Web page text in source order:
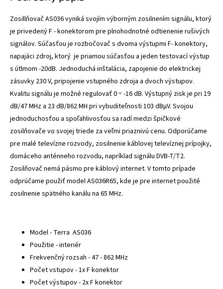
Zosillňovač AS036 vyniká svojím výborným zosilnením signálu, ktorý
je privedený F - konektorom pre plnohodnotné odtienenie rušivých
signálov. Súčasťou je rozbočovač s dvoma výstupmi F- konektory,
napajáci zdroj, ktorý je priamou súčasťou a jeden testovací výstup
s útlmom -20dB. Jednoduchá inštalácia, zapojenie do elektrickej
zásuvky 230 V, pripojenie vstupného zdroja a dvoch výstupov.
Kvalitu signálu je možné regulovať 0 ÷ -16 dB. Výstupný zisk je pri 19
dB/47 MHz a 23 dB/862 MH pri vybuditeľnosti 103 dBμV. Svojou
jednoduchosťou a spoľahlivosťou sa radí medzi špičkové
zosilňovače vo svojej triede za veľmi priaznivú cenu. Odporúčame
pre malé televízne rozvody, zosilnenie káblovej televíznej prípojky,
domáceho anténneho rozvodu, napríklad signálu DVB-T/T2.
Zosilňovač nemá pásmo pre káblový internet. V tomto prípade
odprúčame použiť model AS036R65, kde je pre internet použité
zosilnenie spätného kanálu na 65 MHz.
Model - Terra AS036
Použitie - interiér
Frekvenčný rozsah - 47 - 862 MHz
Počet vstupov - 1x F konektor
Počet výstupov - 2x F konektor